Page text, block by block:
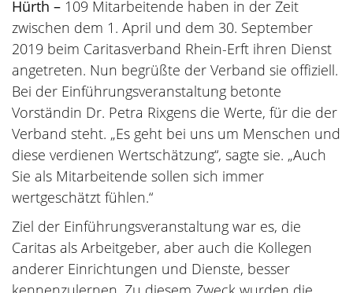
Hürth – 109 Mitarbeitende haben in der Zeit
zwischen dem 1. April und dem 30. September
2019 beim Caritasverband Rhein-Erft ihren Dienst
angetreten. Nun begrüßte der Verband sie offiziell.
Bei der Einführungsveranstaltung betonte
Vorständin Dr. Petra Rixgens die Werte, für die der
Verband steht. „Es geht bei uns um Menschen und
diese verdienen Wertschätzung“, sagte sie. „Auch
Sie als Mitarbeitende sollen sich immer
wertgeschätzt fühlen.“
Ziel der Einführungsveranstaltung war es, die
Caritas als Arbeitgeber, aber auch die Kollegen
anderer Einrichtungen und Dienste, besser